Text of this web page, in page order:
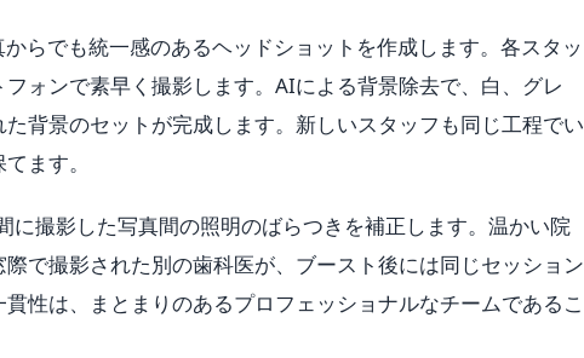
らでも統一感のあるヘッドショットを作成します。各スタッ
ォンで素早く撮影します。AIによる背景除去で、白、グレ
背景のセットが完成します。新しいスタッフも同じ工程でい
ます。
撮影した写真間の照明のばらつきを補正します。温かい院
で撮影された別の歯科医が、ブースト後には同じセッション
性は、まとまりのあるプロフェッショナルなチームであるこ